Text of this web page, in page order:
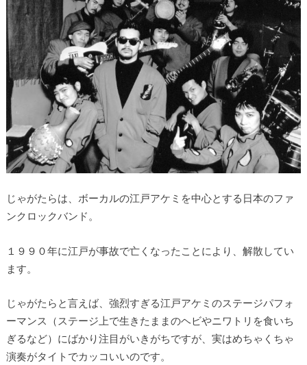
じゃがたらは、ボーカルの江戸アケミを中心とする日本のファ
ンクロックバンド。
１９９０年に江戸が事故で亡くなったことにより、解散してい
ます。
じゃがたらと言えば、強烈すぎる江戸アケミのステージパフォ
ーマンス（ステージ上で生きたままのヘビやニワトリを食いち
ぎるなど）にばかり注目がいきがちですが、実はめちゃくちゃ
演奏がタイトでカッコいいのです。